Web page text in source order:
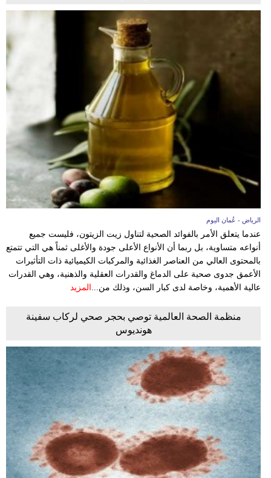
الرياض - عُمان اليوم
عندما يتعلق الأمر بالفوائد الصحية لتناول زيت الزيتون، فليست جميع
أنواعه متساوية، بل ربما أن الأنواع الأعلى جودة والأغلى ثمناً هي التي تتمتع
بالمحتوى العالي من العناصر الغذائية والمركبات الكيميائية ذات التأثيرات
الأعمق جدوى صحية على الدماغ والقدرات العقلية والذهنية، وهي القدرات
عالية الأهمية، وخاصة لدى كبار السن، وذلك من... المزيد
منظمة الصحة العالمية توصي بحجر صحي لركاب سفينة
هونديوس